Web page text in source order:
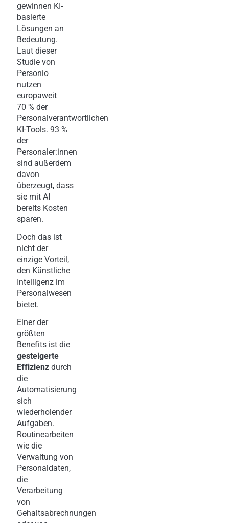
gewinnen KI-
basierte
Lösungen an
Bedeutung.
Laut dieser
Studie von
Personio
nutzen
europaweit
70 % der
Personalverantwortlichen
KI-Tools. 93 %
der
Personaler:innen
sind außerdem
davon
überzeugt, dass
sie mit AI
bereits Kosten
sparen.
Doch das ist
nicht der
einzige Vorteil,
den Künstliche
Intelligenz im
Personalwesen
bietet.
Einer der
größten
Benefits ist die
gesteigerte
Effizienz durch
die
Automatisierung
sich
wiederholender
Aufgaben.
Routinearbeiten
wie die
Verwaltung von
Personaldaten,
die
Verarbeitung
von
Gehaltsabrechnungen